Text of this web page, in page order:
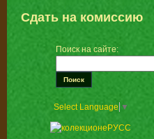
Сдать на комиссию
Поиск на сайте:
Select Language ▼